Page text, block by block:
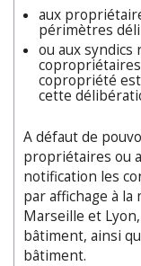
aux
périmètres
ou aux
copropriété
cette
A défaut de
propriétaires ou
notification les
par affichage à la
Marseille et
bâtiment, ainsi
bâtiment.